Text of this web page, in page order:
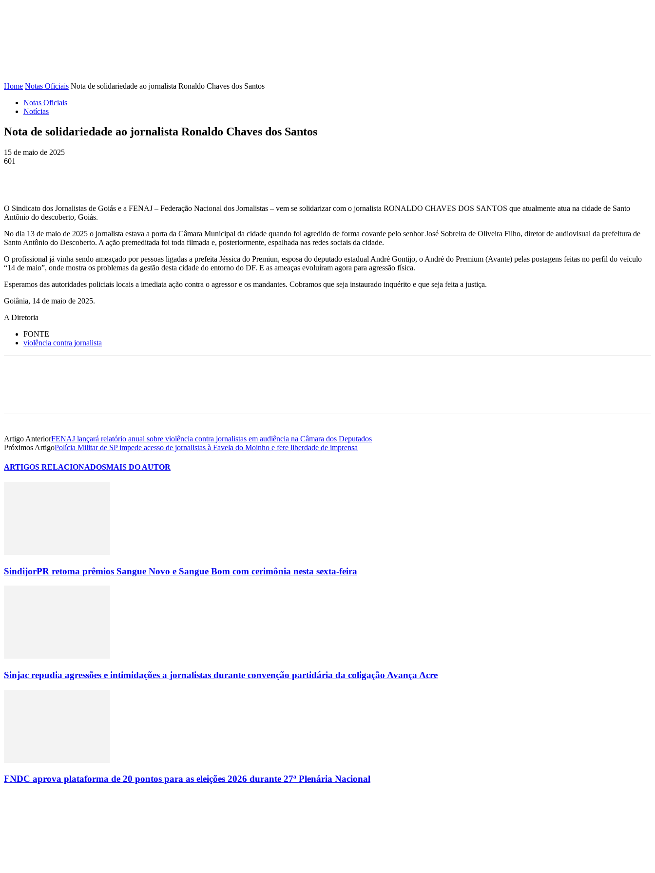
Home Notas Oficiais Nota de solidariedade ao jornalista Ronaldo Chaves dos Santos
Notas Oficiais
Notícias
Nota de solidariedade ao jornalista Ronaldo Chaves dos Santos
15 de maio de 2025
601
O Sindicato dos Jornalistas de Goiás e a FENAJ – Federação Nacional dos Jornalistas – vem se solidarizar com o jornalista RONALDO CHAVES DOS SANTOS que atualmente atua na cidade de Santo
Antônio do descoberto, Goiás.
No dia 13 de maio de 2025 o jornalista estava a porta da Câmara Municipal da cidade quando foi agredido de forma covarde pelo senhor José Sobreira de Oliveira Filho, diretor de audiovisual da prefeitura de
Santo Antônio do Descoberto. A ação premeditada foi toda filmada e, posteriormente, espalhada nas redes sociais da cidade.
O profissional já vinha sendo ameaçado por pessoas ligadas a prefeita Jéssica do Premiun, esposa do deputado estadual André Gontijo, o André do Premium (Avante) pelas postagens feitas no perfil do veículo
“14 de maio”, onde mostra os problemas da gestão desta cidade do entorno do DF. E as ameaças evoluíram agora para agressão física.
Esperamos das autoridades policiais locais a imediata ação contra o agressor e os mandantes. Cobramos que seja instaurado inquérito e que seja feita a justiça.
Goiânia, 14 de maio de 2025.
A Diretoria
FONTE
violência contra jornalista
Artigo AnteriorFENAJ lançará relatório anual sobre violência contra jornalistas em audiência na Câmara dos Deputados
Próximos ArtigoPolícia Militar de SP impede acesso de jornalistas à Favela do Moinho e fere liberdade de imprensa
ARTIGOS RELACIONADOSMAIS DO AUTOR
SindijorPR retoma prêmios Sangue Novo e Sangue Bom com cerimônia nesta sexta-feira
Sinjac repudia agressões e intimidações a jornalistas durante convenção partidária da coligação Avança Acre
FNDC aprova plataforma de 20 pontos para as eleições 2026 durante 27ª Plenária Nacional